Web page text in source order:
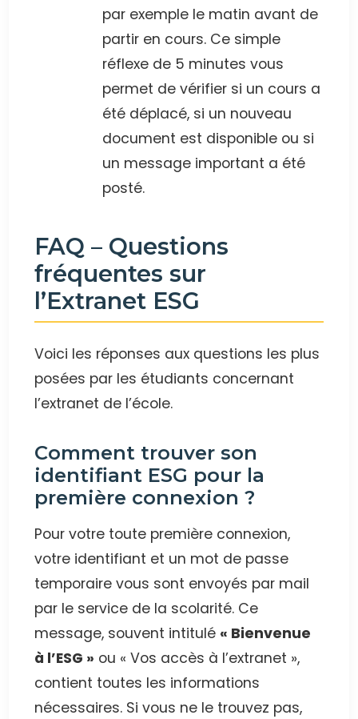
par exemple le matin avant de
partir en cours. Ce simple
réflexe de 5 minutes vous
permet de vérifier si un cours a
été déplacé, si un nouveau
document est disponible ou si
un message important a été
posté.
FAQ – Questions
fréquentes sur
l’Extranet ESG
Voici les réponses aux questions les plus
posées par les étudiants concernant
l’extranet de l’école.
Comment trouver son
identifiant ESG pour la
première connexion ?
Pour votre toute première connexion,
votre identifiant et un mot de passe
temporaire vous sont envoyés par mail
par le service de la scolarité. Ce
message, souvent intitulé « Bienvenue
à l’ESG » ou « Vos accès à l’extranet »,
contient toutes les informations
nécessaires. Si vous ne le trouvez pas,